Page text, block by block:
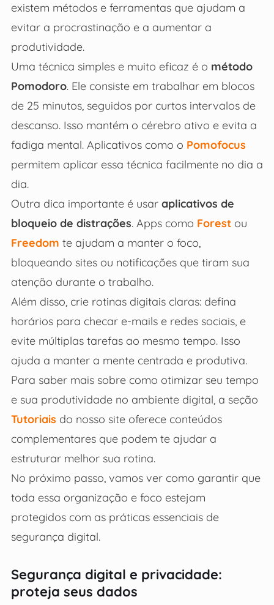
existem métodos e ferramentas que ajudam a
evitar a procrastinação e a aumentar a
produtividade.
Uma técnica simples e muito eficaz é o método
Pomodoro. Ele consiste em trabalhar em blocos
de 25 minutos, seguidos por curtos intervalos de
descanso. Isso mantém o cérebro ativo e evita a
fadiga mental. Aplicativos como o Pomofocus
permitem aplicar essa técnica facilmente no dia a
dia.
Outra dica importante é usar aplicativos de
bloqueio de distrações. Apps como Forestou
Freedom te ajudam a manter o foco,
bloqueando sites ou notificações que tiram sua
atenção durante o trabalho.
Além disso, crie rotinas digitais claras: defina
horários para checar e-mails e redes sociais, e
evite múltiplas tarefas ao mesmo tempo. Isso
ajuda a manter a mente centrada e produtiva.
Para saber mais sobre como otimizar seu tempo
e sua produtividade no ambiente digital, a seção
Tutoriais do nosso site oferece conteúdos
complementares que podem te ajudar a
estruturar melhor sua rotina.
No próximo passo, vamos ver como garantir que
toda essa organização e foco estejam
protegidos com as práticas essenciais de
segurança digital.
Segurança digital e privacidade:
proteja seus dados